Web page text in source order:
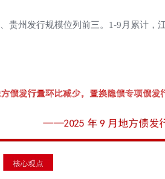
贵州发行规模位列前三。1-9月累计，
2025 年 9 月，地方债发行量和净融资额
比增加。1-9 月累计，新增专项债发行量
专项债发行进度超过 99%。 东方金诚 研
均发行利率环比继续上行15.00bps至
上行2.28bps至22.76bps，各期限地方债
发行期限为16.99年，较上月拉长2.60年，
区基础设施”的资金占比最高（12.55%）